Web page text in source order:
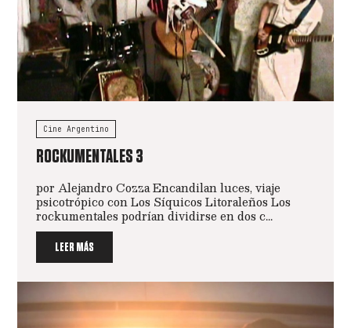
Cine Argentino
ROCKUMENTALES 3
por Alejandro Cozza Encandilan luces, viaje
psicotrópico con Los Síquicos Litoraleños Los
rockumentales podrían dividirse en dos c...
LEER MÁS